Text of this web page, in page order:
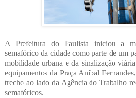
A Prefeitura do Paulista iniciou a
semafórico da cidade como parte de um
mobilidade urbana e da sinalização
equipamentos da Praça Aníbal
trecho ao lado da Agência do Trabalho
semafóricos.